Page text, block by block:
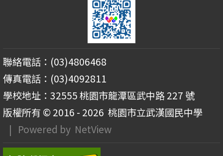
聯絡電話：(03)4806468
傳真電話：(03)4092811
學校地址：32555 桃園市龍潭區武中路 227 號
版權所有 © 2016 - 2026 桃園市立武漢國民中學
| Powered by NetView